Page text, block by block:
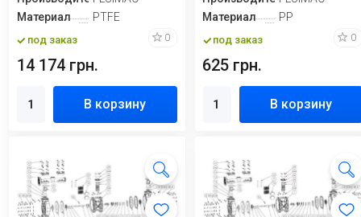
Материал
PTFE
под заказ 0
14 174 грн.
В корзину
Материал
PP
под заказ 0
625 грн.
В корзину